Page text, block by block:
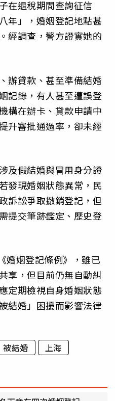
在退稅期間查詢征信
年」，婚姻登記地點甚
經調查，警方證實她的
辦貸款、甚至準備結婚
記錄，有人甚至遭誤登
構在辦卡、貸款申請中
升審批通過率，卻未經
及假結婚與冒用身分證
發現婚姻狀態異常，民
訴訟爭取撤銷登記，但
提交筆跡鑑定、歷史登
婚姻登記條例》，雖已
享，但目前仍無自動糾
定期檢視自身婚姻狀態
結婚」困擾而影響法律
被結婚 上海